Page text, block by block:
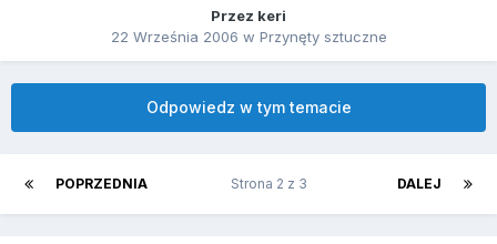
Przez keri
22 Września 2006 w Przynęty sztuczne
Odpowiedz w tym temacie
POPRZEDNIA DALEJ
Strona 2 z 3